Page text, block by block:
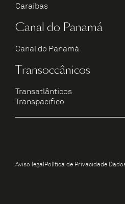
Caraíbas
Canal do Panamá
Canal do Panamá
Transoceânicos
Transatlânticos
Transpacífico
Aviso legalPolítica de Privacidade